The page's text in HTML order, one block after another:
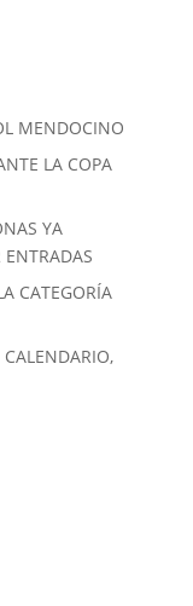
MENDOCINO
LA COPA
YA
CATEGORÍA